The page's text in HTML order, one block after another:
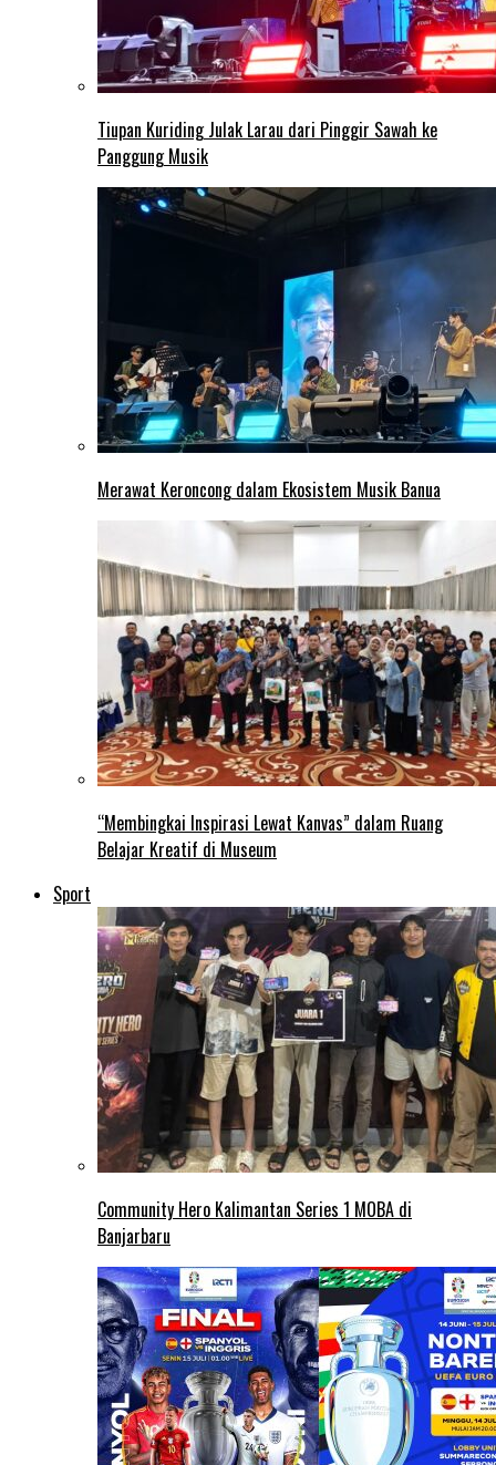
Tiupan Kuriding Julak Larau dari Pinggir Sawah ke
Panggung Musik
Merawat Keroncong dalam Ekosistem Musik Banua
“Membingkai Inspirasi Lewat Kanvas” dalam Ruang
Belajar Kreatif di Museum
Sport
Community Hero Kalimantan Series 1 MOBA di
Banjarbaru